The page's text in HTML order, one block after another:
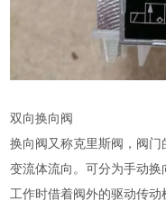
双向换向阀
换向阀又称克里斯阀，阀
变流体流向。可分为手动换
工作时借着阀外的驱动传